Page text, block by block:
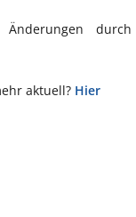
durch
aktuell? Hier